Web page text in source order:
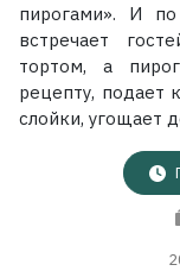
пирогами». И
встречает
тортом, а
рецепту, подает
слойки, угощает